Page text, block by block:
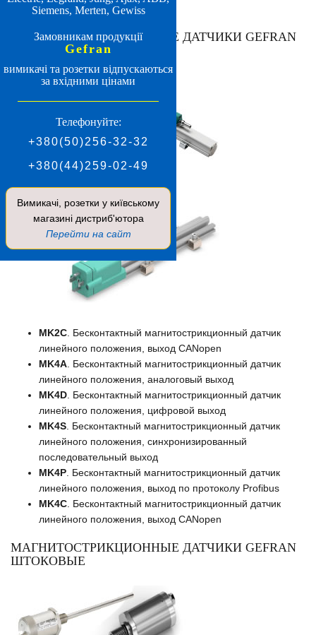
МАГНИТОСТРИКЦИОННЫЕ ДАТЧИКИ GEFRAN
ПРОФИЛЬНЫЕ
MK2C . Бесконтактный магнитострикционный датчик
линейного положения, выход CANopen
MK4A . Бесконтактный магнитострикционный датчик
линейного положения, аналоговый выход
MK4D . Бесконтактный магнитострикционный датчик
линейного положения, цифровой выход
MK4S . Бесконтактный магнитострикционный датчик
линейного положения, синхронизированный
последовательный выход
MK4P . Бесконтактный магнитострикционный датчик
линейного положения, выход по протоколу Profibus
MK4C . Бесконтактный магнитострикционный датчик
линейного положения, выход CANopen
МАГНИТОСТРИКЦИОННЫЕ ДАТЧИКИ GEFRAN
ШТОКОВЫЕ
Siemens, Merten, Gewiss
Замовникам продукції
Gefran
вимикачі та розетки відпускаються
за вхідними цінами
Телефонуйте:
+380(50)256-32-32
+380(44)259-02-49
Вимикачі, розетки у київському
магазині дистриб'ютора
Перейти на сайт